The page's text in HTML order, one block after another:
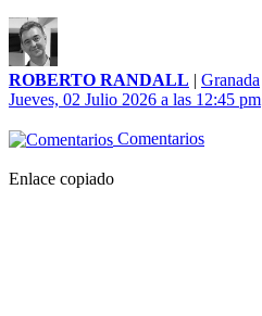
ROBERTO RANDALL | Granada
Jueves, 02 Julio 2026 a las 12:45 pm
Comentarios
Enlace copiado